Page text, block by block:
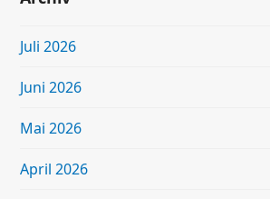
Juli 2026
Juni 2026
Mai 2026
April 2026